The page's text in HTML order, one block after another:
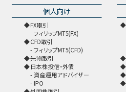
個人向け
FX取引
フィリップMT5(FX)
CFD取引
フィリップMT5(CFD)
先物取引
日本株投信・外債
資産運用アドバイザー
IPO